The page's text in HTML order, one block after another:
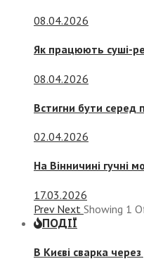
08.04.2026
Як працюють суші-
08.04.2026
Встигни бути серед
02.04.2026
На Вінничині гучні
17.03.2026
Prev Next Showing 1
ПОДІЇ
В Києві сварка